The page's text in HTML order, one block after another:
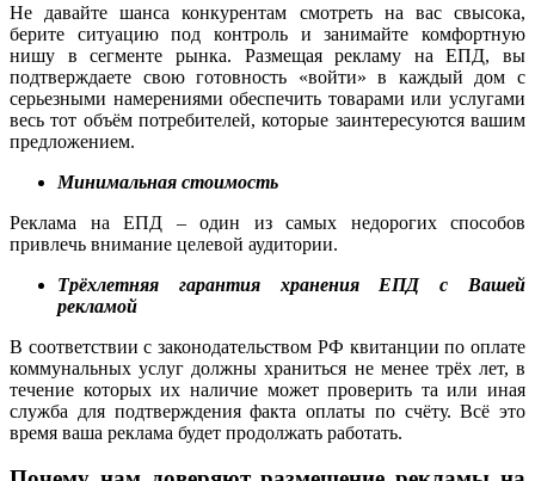
Не давайте шанса конкурентам смотреть на вас свысока,
берите ситуацию под контроль и занимайте комфортную
нишу в сегменте рынка. Размещая рекламу на ЕПД, вы
подтверждаете свою готовность «войти» в каждый дом с
серьезными намерениями обеспечить товарами или услугами
весь тот объём потребителей, которые заинтересуются вашим
предложением.
Минимальная стоимость
Реклама на ЕПД – один из самых недорогих способов
привлечь внимание целевой аудитории.
Трёхлетняя гарантия хранения ЕПД с Вашей
рекламой
В соответствии с законодательством РФ квитанции по оплате
коммунальных услуг должны храниться не менее трёх лет, в
течение которых их наличие может проверить та или иная
служба для подтверждения факта оплаты по счёту. Всё это
время ваша реклама будет продолжать работать.